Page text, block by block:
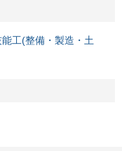
能工(整備・製造・土